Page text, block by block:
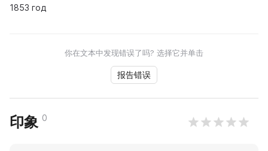
1853 год
你在文本中发现错误了吗? 选择它并单击
报告错误
印象 0